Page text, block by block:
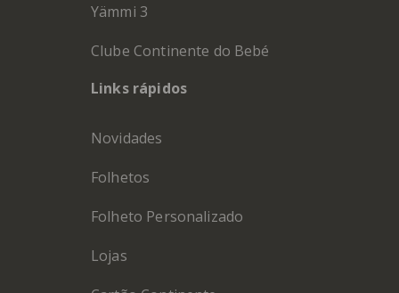
Yämmi 3
Clube Continente do Bebé
Links rápidos
Novidades
Folhetos
Folheto Personalizado
Lojas